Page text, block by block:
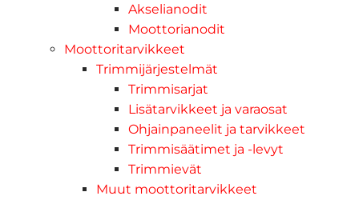
Akselianodit
Moottorianodit
Moottoritarvikkeet
Trimmijärjestelmät
Trimmisarjat
Lisätarvikkeet ja varaosat
Ohjainpaneelit ja tarvikkeet
Trimmisäätimet ja -levyt
Trimmievät
Muut moottoritarvikkeet